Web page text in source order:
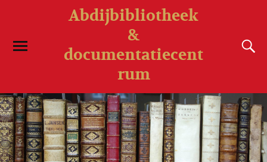
Abdijbibliotheek
&
documentatiecent
rum